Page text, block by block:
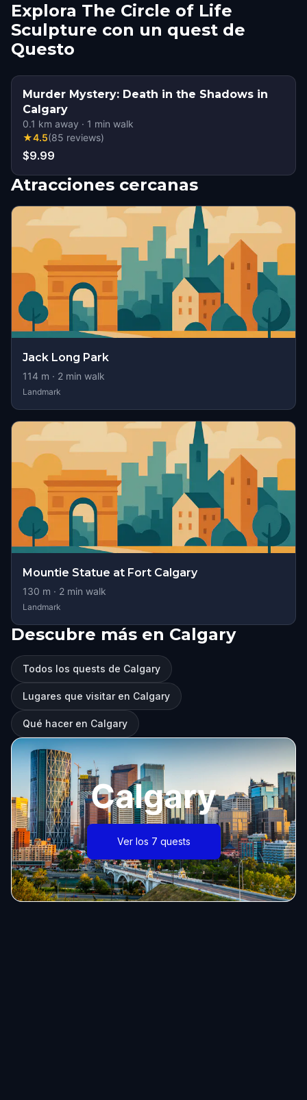
Explora The Circle of Life
Sculpture con un quest de
Questo
Murder Mystery: Death in the Shadows in
Calgary
0.1 km away · 1 min walk
★4.5(85 reviews)
$9.99
Atracciones cercanas
Jack Long Park
114 m · 2 min walk
Landmark
Mountie Statue at Fort Calgary
130 m · 2 min walk
Landmark
Descubre más en Calgary
Todos los quests de Calgary
Lugares que visitar en Calgary
Qué hacer en Calgary
Calgary
Ver los 7 quests